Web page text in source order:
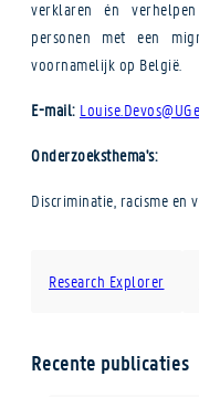
verklaren én
personen met een
voornamelijk op België.
E-mail:
Onderzoeksthema's:
Discriminatie, racisme en
Research Explorer
Recente publicaties